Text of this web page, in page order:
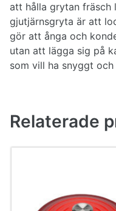
att hålla grytan fräsch
gjutjärnsgryta är att
gör att ånga och
utan att lägga sig på
som vill ha snyggt
Relaterade